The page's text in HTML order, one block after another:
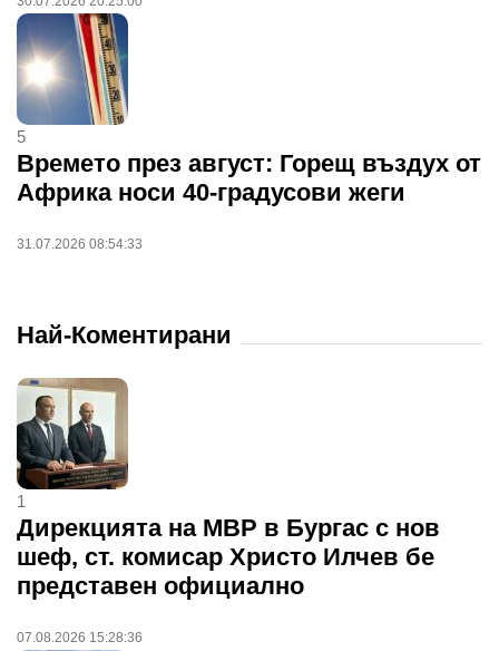
5
Времето през август: Горещ въздух от
Африка носи 40-градусови жеги
31.07.2026 08:54:33
Най-Коментирани
1
Дирекцията на МВР в Бургас с нов
шеф, ст. комисар Христо Илчев бе
представен официално
07.08.2026 15:28:36